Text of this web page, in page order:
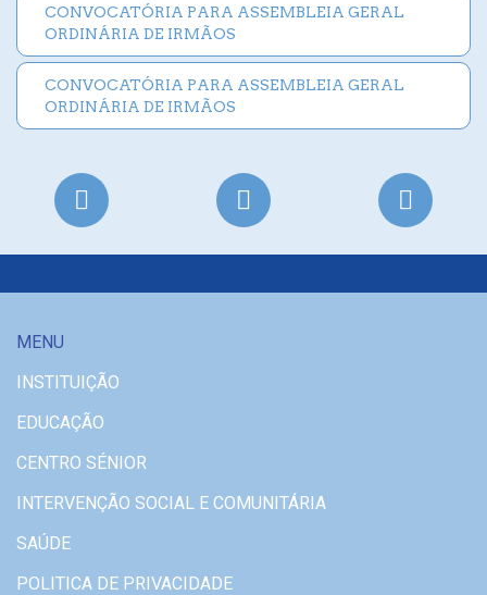
CONVOCATÓRIA PARA ASSEMBLEIA GERAL
ORDINÁRIA DE IRMÃOS
CONVOCATÓRIA PARA ASSEMBLEIA GERAL
ORDINÁRIA DE IRMÃOS
MENU
INSTITUIÇÃO
EDUCAÇÃO
CENTRO SÉNIOR
INTERVENÇÃO SOCIAL E COMUNITÁRIA
SAÚDE
POLITICA DE PRIVACIDADE